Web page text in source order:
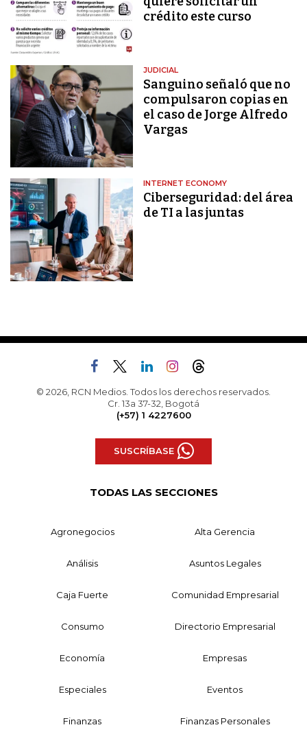
crédito este curso
JUDICIAL
Sanguino señaló que no
compulsaron copias en
el caso de Jorge Alfredo
Vargas
INTERNET ECONOMY
Ciberseguridad: del área
de TI a las juntas
© 2026, RCN Medios. Todos los derechos reservados.
Cr. 13a 37-32, Bogotá
(+57) 1 4227600
SUSCRÍBASE
TODAS LAS SECCIONES
Agronegocios Alta Gerencia
Análisis Asuntos Legales
Caja Fuerte Comunidad Empresarial
Consumo Directorio Empresarial
Economía Empresas
Especiales Eventos
Finanzas Finanzas Personales